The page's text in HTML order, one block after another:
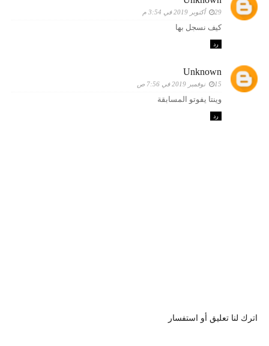
29 أكتوبر 2019 في 3:54 م
كيف نسجل بها
رد
Unknown
15 نوفمبر 2019 في 7:56 ص
وينتا يفوتو المسابقة
رد
اترك لنا تعليق أو استفسار